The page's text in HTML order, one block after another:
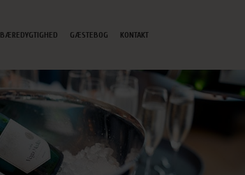
BÆREDYGTIGHED GÆSTEBOG KONTAKT